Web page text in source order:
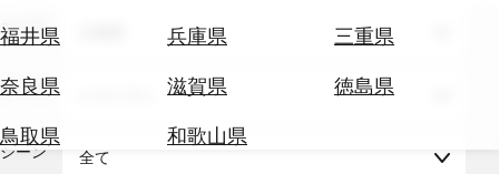
福井県
兵庫県
三重県
奈良県
滋賀県
徳島県
鳥取県
和歌山県
券
テ
を
エリア
テーマ
シーン 全て